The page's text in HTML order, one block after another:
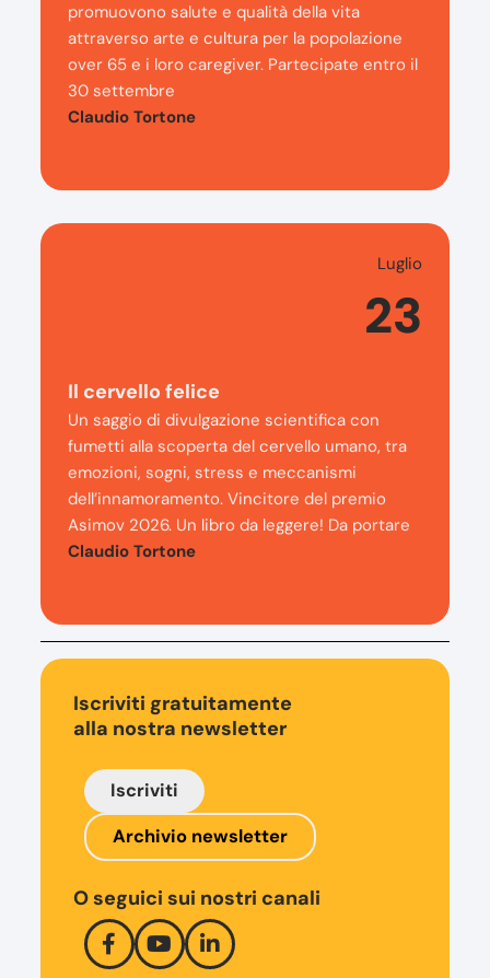
promuovono salute e qualità della vita
attraverso arte e cultura per la popolazione
over 65 e i loro caregiver. Partecipate entro il
30 settembre
Claudio Tortone
Luglio
23
Il cervello felice
Un saggio di divulgazione scientifica con
fumetti alla scoperta del cervello umano, tra
emozioni, sogni, stress e meccanismi
dell’innamoramento. Vincitore del premio
Asimov 2026. Un libro da leggere! Da portare
Claudio Tortone
Iscriviti gratuitamente
alla nostra newsletter
Iscriviti
Archivio newsletter
O seguici sui nostri canali